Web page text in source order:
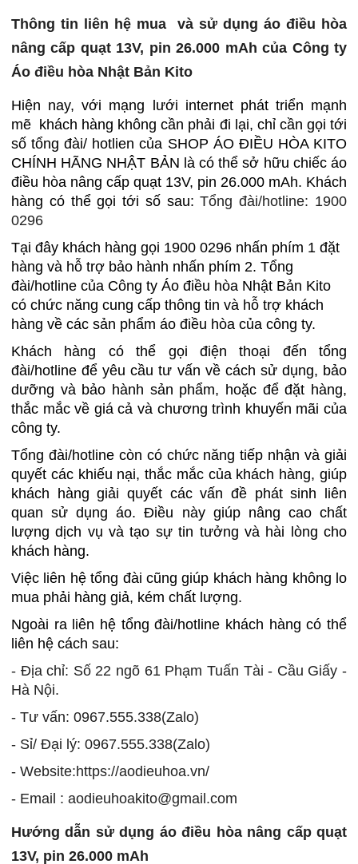
Thông tin liên hệ mua và sử dụng áo điều hòa
nâng cấp quạt 13V, pin 26.000 mAh của Công ty
Áo điều hòa Nhật Bản Kito
Hiện nay, với mạng lưới internet phát triển mạnh
mẽ khách hàng không cần phải đi lại, chỉ cần gọi tới
số tổng đài/ hotlien của SHOP ÁO ĐIỀU HÒA KITO
CHÍNH HÃNG NHẬT BẢN là có thể sở hữu chiếc áo
điều hòa nâng cấp quạt 13V, pin 26.000 mAh. Khách
hàng có thể gọi tới số sau:Tổng đài/hotline: 1900
0296
Tại đây khách hàng gọi 1900 0296 nhấn phím 1 đặt
hàng và hỗ trợ bảo hành nhấn phím 2. Tổng
đài/hotline của Công ty Áo điều hòa Nhật Bản Kito
có chức năng cung cấp thông tin và hỗ trợ khách
hàng về các sản phẩm áo điều hòa của công ty.
Khách hàng có thể gọi điện thoại đến tổng
đài/hotline để yêu cầu tư vấn về cách sử dụng, bảo
dưỡng và bảo hành sản phẩm, hoặc để đặt hàng,
thắc mắc về giá cả và chương trình khuyến mãi của
công ty.
Tổng đài/hotline còn có chức năng tiếp nhận và giải
quyết các khiếu nại, thắc mắc của khách hàng, giúp
khách hàng giải quyết các vấn đề phát sinh liên
quan sử dụng áo. Điều này giúp nâng cao chất
lượng dịch vụ và tạo sự tin tưởng và hài lòng cho
khách hàng.
Việc liên hệ tổng đài cũng giúp khách hàng không lo
mua phải hàng giả, kém chất lượng.
Ngoài ra liên hệ tổng đài/hotline khách hàng có thể
liên hệ cách sau:
- Địa chỉ: Số 22 ngõ 61 Phạm Tuấn Tài - Cầu Giấy -
Hà Nội.
- Tư vấn: 0967.555.338(Zalo)
- Sỉ/ Đại lý: 0967.555.338(Zalo)
- Website:https://aodieuhoa.vn/
- Email : aodieuhoakito@gmail.com
Hướng dẫn sử dụng áo điều hòa nâng cấp quạt
13V, pin 26.000 mAh